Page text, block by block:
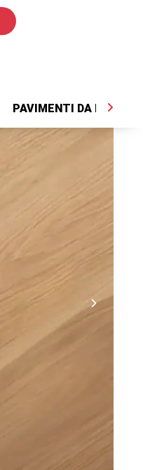
PAVIMENTI DA ESTERNI